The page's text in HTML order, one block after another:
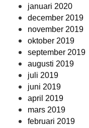
januari 2020
december 2019
november 2019
oktober 2019
september 2019
augusti 2019
juli 2019
juni 2019
april 2019
mars 2019
februari 2019